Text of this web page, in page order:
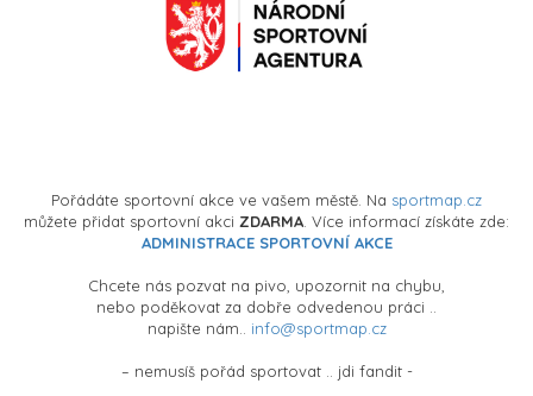
Pořádáte sportovní akce ve vašem městě. Na sportmap.cz
můžete přidat sportovní akci ZDARMA . Více informací získáte zde:
ADMINISTRACE SPORTOVNÍ AKCE
Chcete nás pozvat na pivo, upozornit na chybu,
nebo poděkovat za dobře odvedenou práci ..
napište nám.. info@sportmap.cz
– nemusíš pořád sportovat .. jdi fandit -